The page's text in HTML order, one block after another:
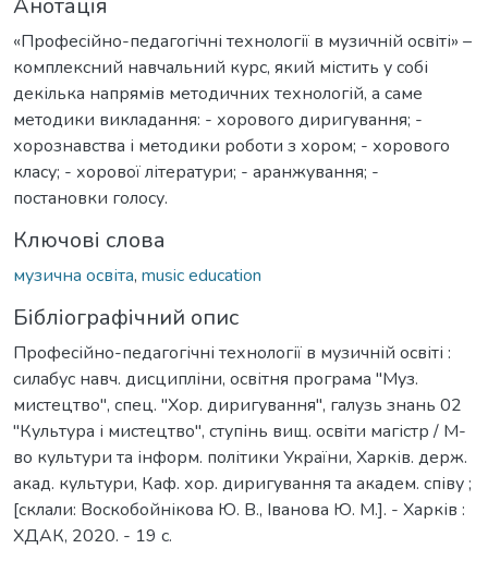
«Професійно-педагогічні технології в музичній освіті» –
комплексний навчальний курс, який містить у собі
декілька напрямів методичних технологій, а саме
методики викладання: - хорового диригування; -
хорознавства і методики роботи з хором; - хорового
класу; - хорової літератури; - аранжування; -
постановки голосу.
Ключові слова
музична освіта, music education
Бібліографічний опис
Професійно-педагогічні технології в музичній освіті :
силабус навч. дисципліни, освітня програма "Муз.
мистецтво", спец. "Хор. диригування", галузь знань 02
"Культура і мистецтво", ступінь вищ. освіти магістр / М-
во культури та інформ. політики України, Харків. держ.
акад. культури, Каф. хор. диригування та академ. співу ;
[склали: Воскобойнікова Ю. В., Іванова Ю. М.]. - Харків :
ХДАК, 2020. - 19 с.